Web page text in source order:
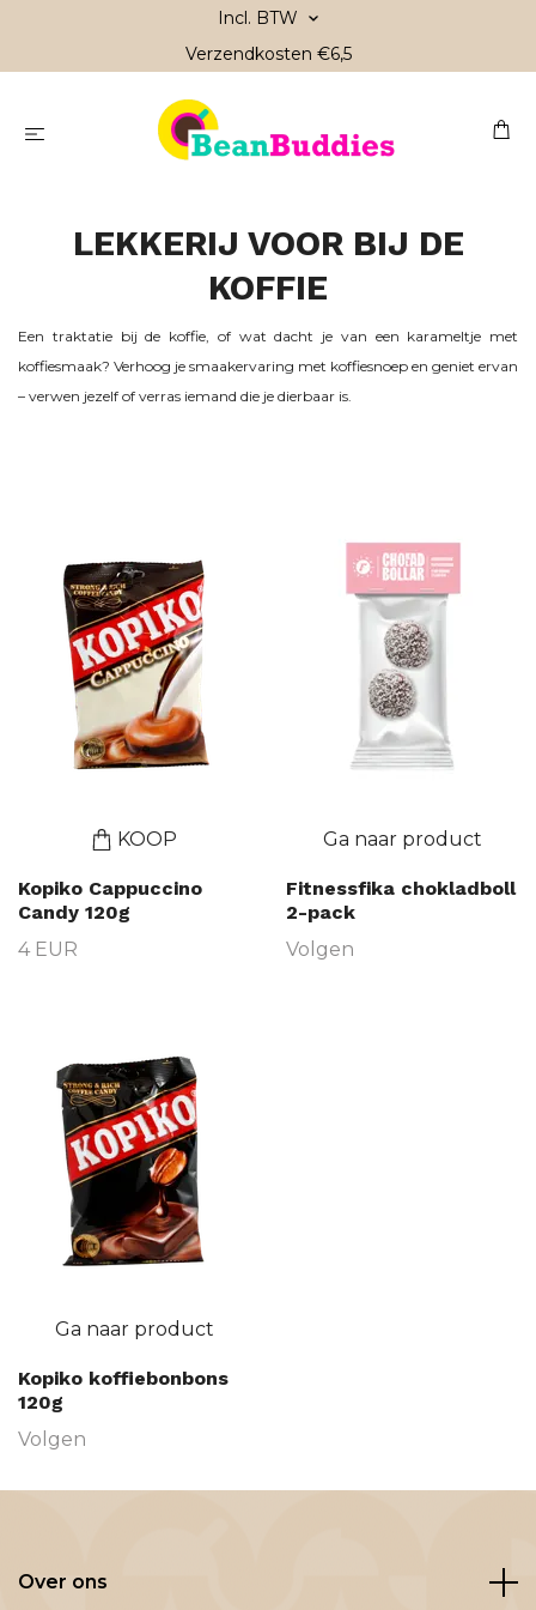
Incl. BTW
Verzendkosten €6,5
LEKKERIJ VOOR BIJ DE
KOFFIE
Een traktatie bij de koffie, of wat dacht je van een karameltje met
koffiesmaak? Verhoog je smaakervaring met koffiesnoep en geniet ervan
– verwen jezelf of verras iemand die je dierbaar is.
KOOP
Kopiko Cappuccino
Candy 120g
4 EUR
Ga naar product
Fitnessfika chokladboll
2-pack
Volgen
Ga naar product
Kopiko koffiebonbons
120g
Volgen
Over ons